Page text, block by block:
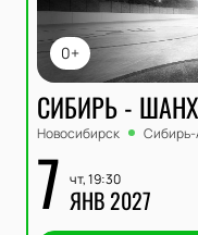
0+
СИБИРЬ -
Новосибирск
7 чт, 19:30
ЯНВ 2027